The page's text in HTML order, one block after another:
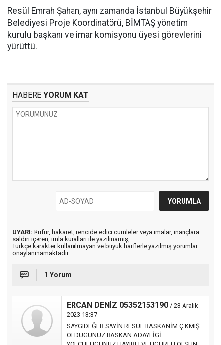
Resül Emrah Şahan, aynı zamanda İstanbul Büyükşehir
Belediyesi Proje Koordinatörü, BİMTAŞ yönetim
kurulu başkanı ve imar komisyonu üyesi görevlerini
yürüttü.
HABERE YORUM KAT
UYARI: Küfür, hakaret, rencide edici cümleler veya imalar, inançlara
saldırı içeren, imla kuralları ile yazılmamış,
Türkçe karakter kullanılmayan ve büyük harflerle yazılmış yorumlar
onaylanmamaktadır.
1 Yorum
ERCAN DENİZ 05352153190 / 23 Aralık
2023 13:37
SAYGIDEĞER SAYİN RESUL BASKANİM ÇIKMIŞ
OLDUGUNUZ BASKAN ADAYLİGİ